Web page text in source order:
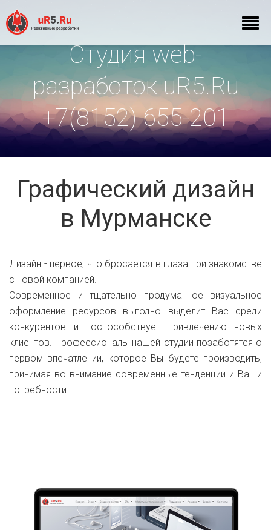
Студия web-
разработок uR5.Ru
+7(8152) 655-201
Графический дизайн
в Мурманске
Дизайн - первое, что бросается в глаза при знакомстве
с новой компанией.
Современное и тщательно продуманное визуальное
оформление ресурсов выгодно выделит Вас среди
конкурентов и поспособствует привлечению новых
клиентов. Профессионалы нашей студии позаботятся о
первом впечатлении, которое Вы будете производить,
принимая во внимание современные тенденции и Ваши
потребности.